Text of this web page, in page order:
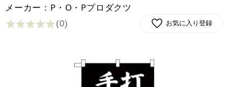
メーカー：P・O・Pプロダクツ
(0) お気に入り登録